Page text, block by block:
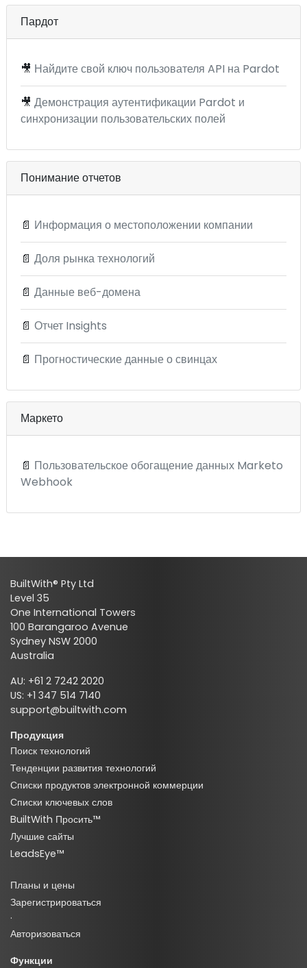
Пардот
🎥 Найдите свой ключ пользователя API на Pardot
🎥 Демонстрация аутентификации Pardot и
синхронизации пользовательских полей
Понимание отчетов
📄 Информация о местоположении компании
📄 Доля рынка технологий
📄 Данные веб-домена
📄 Отчет Insights
📄 Прогностические данные о свинцах
Маркето
📄 Пользовательское обогащение данных Marketo
Webhook
BuiltWith® Pty Ltd
Level 35
One International Towers
100 Barangaroo Avenue
Sydney NSW 2000
Australia
AU: +61 2 7242 2020
US: +1 347 514 7140
support@builtwith.com
Продукция
Поиск технологий
Тенденции развития технологий
Списки продуктов электронной коммерции
Списки ключевых слов
BuiltWith Просить™
Лучшие сайты
LeadsEye™
Планы и цены
Зарегистрироваться
·
Авторизоваться
Функции